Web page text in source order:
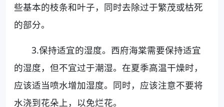
些基本的枝条和叶子，同时去除过于繁茂或枯死
的部分。
3.保持适宜的湿度。西府海棠需要保持适宜
的湿度，但不宜过于潮湿。在夏季高温干燥时，
应该适当喷水增加湿度。同时，应该注意不要将
水浇到花朵上，以免烂花。